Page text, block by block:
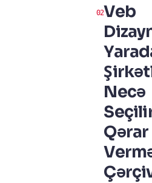
Veb
Necə
Qərar